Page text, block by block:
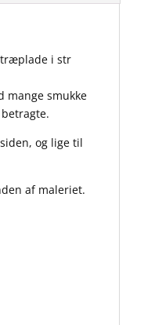
træplade i str
mange smukke
og lige til
af maleriet.